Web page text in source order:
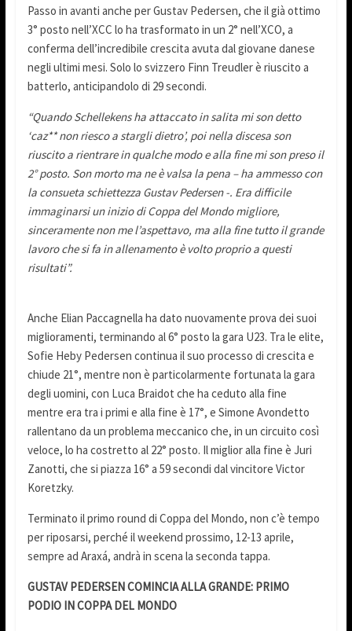
Passo in avanti anche per Gustav Pedersen, che il già ottimo
3° posto nell’XCC lo ha trasformato in un 2° nell’XCO, a
conferma dell’incredibile crescita avuta dal giovane danese
negli ultimi mesi. Solo lo svizzero Finn Treudler è riuscito a
batterlo, anticipandolo di 29 secondi.
“Quando Schellekens ha attaccato in salita mi son detto
‘caz** non riesco a stargli dietro’, poi nella discesa son
riuscito a rientrare in qualche modo e alla fine mi son preso il
2° posto. Son morto ma ne è valsa la pena – ha ammesso con
la consueta schiettezza Gustav Pedersen -. Era difficile
immaginarsi un inizio di Coppa del Mondo migliore,
sinceramente non me l’aspettavo, ma alla fine tutto il grande
lavoro che si fa in allenamento è volto proprio a questi
risultati”.
Anche Elian Paccagnella ha dato nuovamente prova dei suoi
miglioramenti, terminando al 6° posto la gara U23. Tra le elite,
Sofie Heby Pedersen continua il suo processo di crescita e
chiude 21°, mentre non è particolarmente fortunata la gara
degli uomini, con Luca Braidot che ha ceduto alla fine
mentre era tra i primi e alla fine è 17°, e Simone Avondetto
rallentano da un problema meccanico che, in un circuito così
veloce, lo ha costretto al 22° posto. Il miglior alla fine è Juri
Zanotti, che si piazza 16° a 59 secondi dal vincitore Victor
Koretzky.
Terminato il primo round di Coppa del Mondo, non c’è tempo
per riposarsi, perché il weekend prossimo, 12-13 aprile,
sempre ad Araxá, andrà in scena la seconda tappa.
GUSTAV PEDERSEN COMINCIA ALLA GRANDE: PRIMO
PODIO IN COPPA DEL MONDO